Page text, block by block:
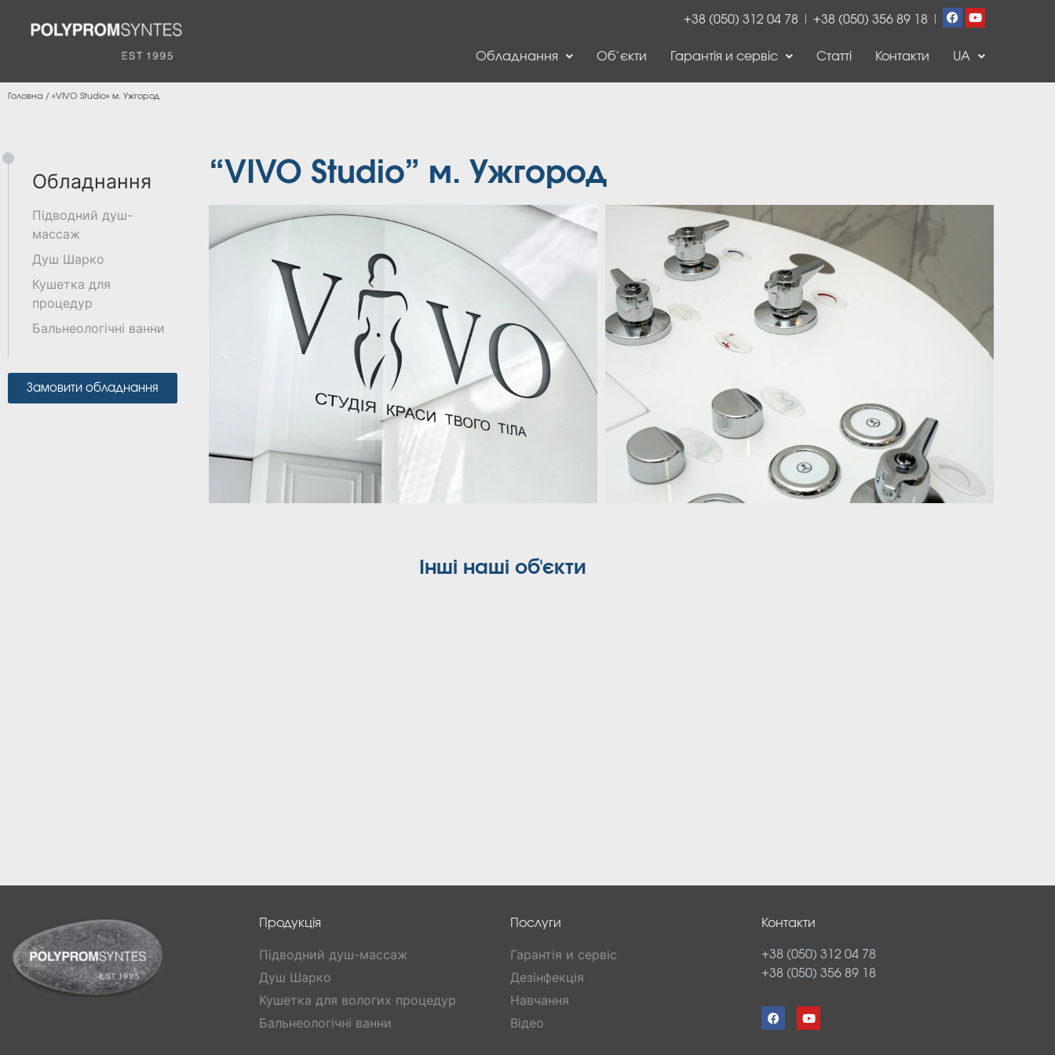
+38 (050) 312 04 78 +38 (050) 356 89 18
Обладнання Об’єкти Гарантія и сервіс Статті Контакти UA
Головна / «VIVO Studio» м. Ужгород
Обладнання
Підводний душ-
массаж
Душ Шарко
Кушетка для
процедур
Бальнеологічні ванни
Замовити обладнання
“VIVO Studio” м. Ужгород
Інші наші об'єкти
Продукція
Підводний душ-массаж
Душ Шарко
Кушетка для вологих процедур
Бальнеологічні ванни
Послуги
Гарантія и сервіс
Дезінфекція
Навчання
Відео
Контакти
+38 (050) 312 04 78
+38 (050) 356 89 18